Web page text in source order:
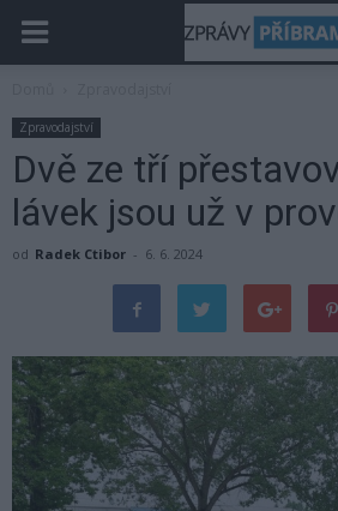
Zpravodajství
Dvě ze tří
lávek jsou už v
od Radek Ctibor - 6. 6. 2024